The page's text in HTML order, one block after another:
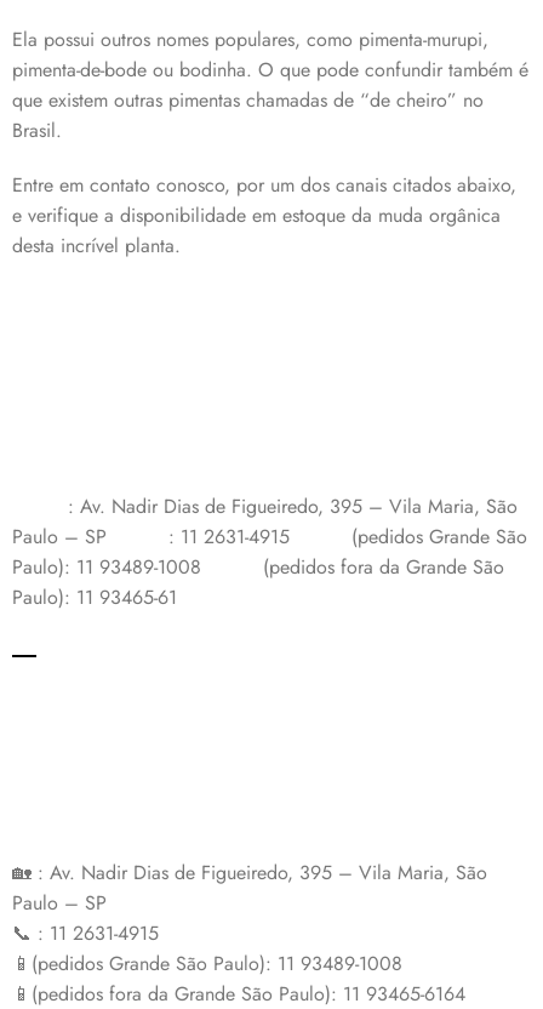
Ela possui outros nomes populares, como pimenta-murupi,
pimenta-de-bode ou bodinha. O que pode confundir também é
que existem outras pimentas chamadas de “de cheiro” no
Brasil.
Entre em contato conosco, por um dos canais citados abaixo,
e verifique a disponibilidade em estoque da muda orgânica
desta incrível planta.
: Av. Nadir Dias de Figueiredo, 395 – Vila Maria, São
Paulo – SP
: 11 2631-4915
(pedidos Grande São
Paulo): 11 93489-1008
(pedidos fora da Grande São
Paulo): 11 93465-61
🏡 : Av. Nadir Dias de Figueiredo, 395 – Vila Maria, São
Paulo – SP
📞 : 11 2631-4915
📱(pedidos Grande São Paulo): 11 93489-1008
📱(pedidos fora da Grande São Paulo): 11 93465-6164